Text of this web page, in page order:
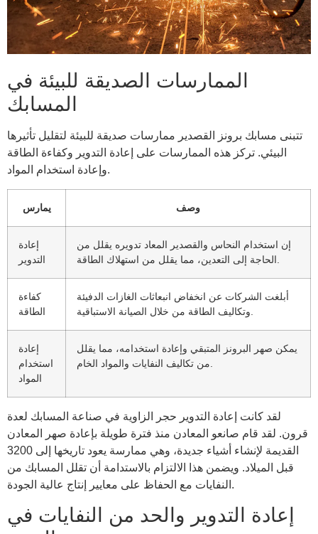
الممارسات الصديقة للبيئة في
المسابك
تتبنى مسابك برونز القصدير ممارسات صديقة للبيئة لتقليل تأثيرها
البيئي. تركز هذه الممارسات على إعادة التدوير وكفاءة الطاقة
وإعادة استخدام المواد.
يمارس وصف
إعادة
التدوير
إن استخدام النحاس والقصدير المعاد تدويره يقلل من
كفاءة
الطاقة
أبلغت الشركات عن انخفاض انبعاثات الغازات الدفيئة
إعادة
استخدام
المواد
يمكن صهر البرونز المتبقي وإعادة استخدامه، مما يقلل
لقد كانت إعادة التدوير حجر الزاوية في صناعة المسابك لعدة
قرون. لقد قام صانعو المعادن منذ فترة طويلة بإعادة صهر المعادن
القديمة لإنشاء أشياء جديدة، وهي ممارسة يعود تاريخها إلى 3200
قبل الميلاد. ويضمن هذا الالتزام بالاستدامة أن تقلل المسابك من
النفايات مع الحفاظ على معايير إنتاج عالية الجودة.
إعادة التدوير والحد من النفايات في